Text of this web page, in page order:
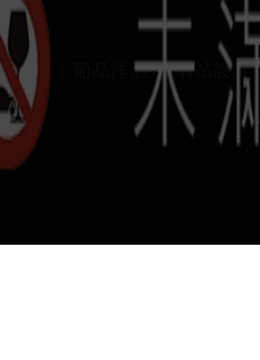
負責：葡晶洋酒 / 網站設